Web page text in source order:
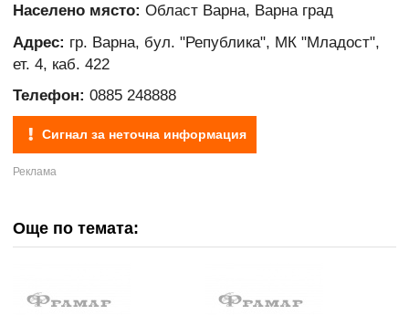
Населено място: Област Варна, Варна град
Адрес: гр. Варна, бул. "Република", МК "Младост",
ет. 4, каб. 422
Телефон: 0885 248888
Сигнал за неточна информация
Още по темата: